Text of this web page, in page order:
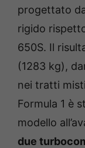
progettato
rigido
650S. Il
(1283 kg),
nei tratti
Formula 1 è
modello
due